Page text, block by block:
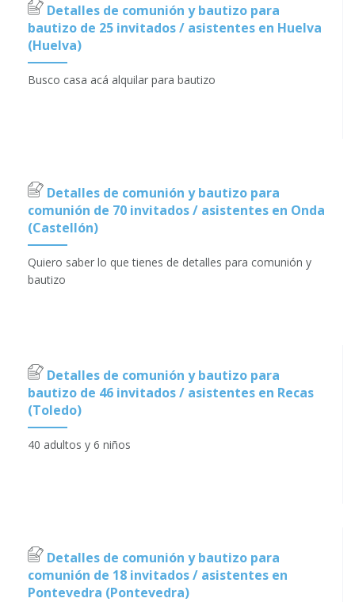
Detalles de comunión y bautizo para
bautizo de 25 invitados / asistentes en Huelva
(Huelva)
Busco casa acá alquilar para bautizo
Detalles de comunión y bautizo para
comunión de 70 invitados / asistentes en Onda
(Castellón)
Quiero saber lo que tienes de detalles para comunión y
bautizo
Detalles de comunión y bautizo para
bautizo de 46 invitados / asistentes en Recas
(Toledo)
40 adultos y 6 niños
Detalles de comunión y bautizo para
comunión de 18 invitados / asistentes en
Pontevedra (Pontevedra)